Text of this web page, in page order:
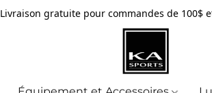
Livraison gratuite pour commandes de 100$